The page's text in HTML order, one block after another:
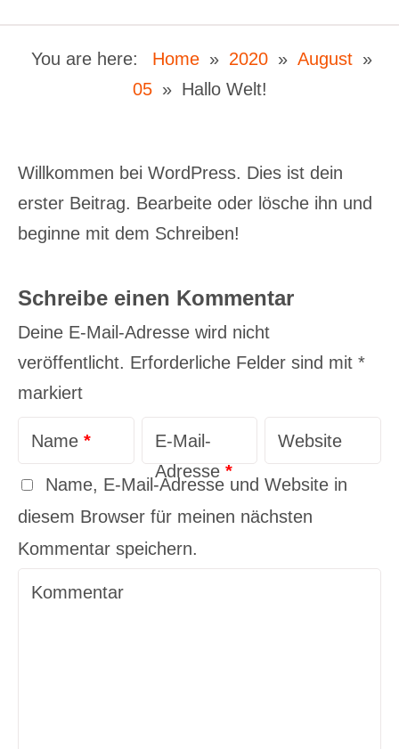
You are here: Home » 2020 » August »
05 » Hallo Welt!
Willkommen bei WordPress. Dies ist dein
erster Beitrag. Bearbeite oder lösche ihn und
beginne mit dem Schreiben!
Schreibe einen Kommentar
Deine E-Mail-Adresse wird nicht
veröffentlicht. Erforderliche Felder sind mit *
markiert
Name *
E-Mail-
Adresse *
Website
Name, E-Mail-Adresse und Website in
diesem Browser für meinen nächsten
Kommentar speichern.
Kommentar